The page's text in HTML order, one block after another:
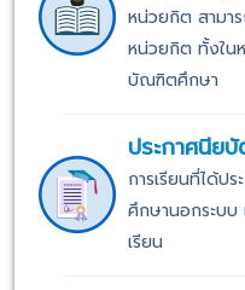
หน่วยกิต สามาร
หน่วยกิต ทั้งใน
บัณฑิตศึกษา
ประกาศนีย
การเรียนที่ได้ป
ศึกษานอกระบบ
เรียน